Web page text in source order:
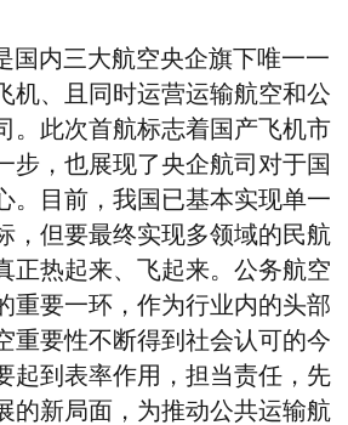
国内三大航空央企旗下唯一一
机、且同时运营运输航空和公
。此次首航标志着国产飞机市
步，也展现了央企航司对于国
。目前，我国已基本实现单一
，但要最终实现多领域的民航
正热起来、飞起来。公务航空
重要一环，作为行业内的头部
重要性不断得到社会认可的今
起到表率作用，担当责任，先
的新局面，为推动公共运输航